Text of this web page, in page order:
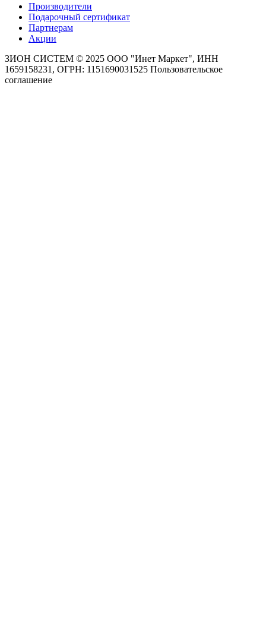
Производители
Подарочный сертификат
Партнерам
Акции
ЗИОН СИСТЕМ © 2025 ООО "Инет Маркет", ИНН
1659158231, ОГРН: 1151690031525 Пользовательское
соглашение